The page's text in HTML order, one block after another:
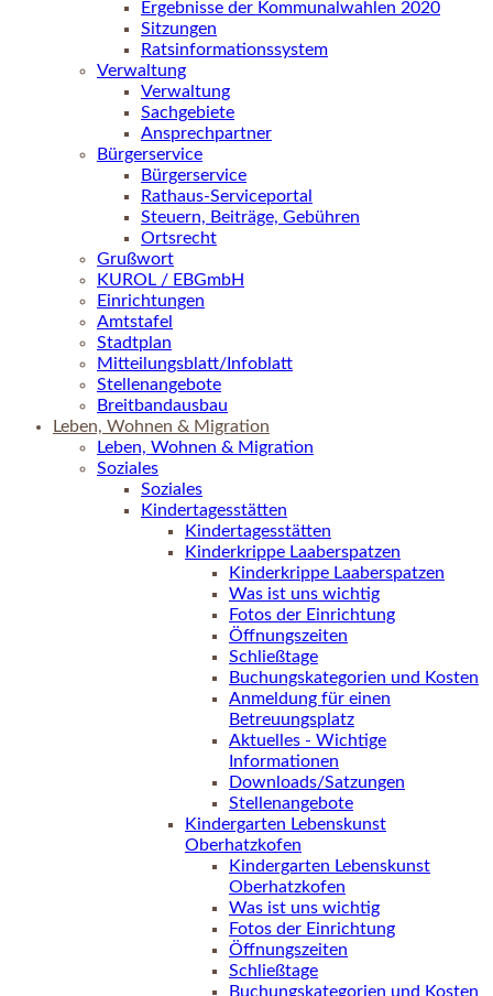
Ergebnisse der Kommunalwahlen 2020
Sitzungen
Ratsinformationssystem
Verwaltung
Verwaltung
Sachgebiete
Ansprechpartner
Bürgerservice
Bürgerservice
Rathaus-Serviceportal
Steuern, Beiträge, Gebühren
Ortsrecht
Grußwort
KUROL / EBGmbH
Einrichtungen
Amtstafel
Stadtplan
Mitteilungsblatt/Infoblatt
Stellenangebote
Breitbandausbau
Leben, Wohnen & Migration
Leben, Wohnen & Migration
Soziales
Soziales
Kindertagesstätten
Kindertagesstätten
Kinderkrippe Laaberspatzen
Kinderkrippe Laaberspatzen
Was ist uns wichtig
Fotos der Einrichtung
Öffnungszeiten
Schließtage
Buchungskategorien und Kosten
Anmeldung für einen
Betreuungsplatz
Aktuelles - Wichtige
Informationen
Downloads/Satzungen
Stellenangebote
Kindergarten Lebenskunst
Oberhatzkofen
Kindergarten Lebenskunst
Oberhatzkofen
Was ist uns wichtig
Fotos der Einrichtung
Öffnungszeiten
Schließtage
Buchungskategorien und Kosten